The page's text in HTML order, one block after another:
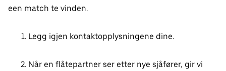
een match te vinden.
Legg igjen kontaktopplysningene dine.
Når en flåtepartner ser etter nye sjåfører, gir vi